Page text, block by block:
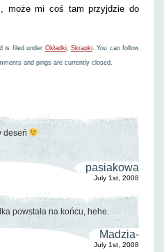
może mi coś tam przyjdzie do
is filed under Okładki, Skrapki. You can follow
and pings are currently closed.
deseń
pasiakowa
July 1st, 2008
powstała na końcu, hehe.
Madzia-
July 1st, 2008